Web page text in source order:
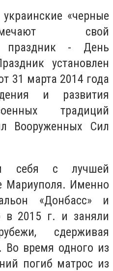
«черные
свой
праздник - День
установлен
31 марта 2014 года
и развития
традиций
Вооруженных Сил
себя с лучшей
Мариуполя. Именно
«Донбасс» и
в 2015 г. и заняли
сдерживая
Во время одного из
погиб матрос из